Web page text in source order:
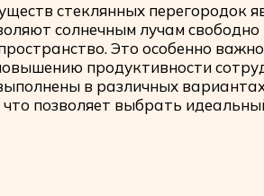
стеклянных перегородок
солнечным лучам
Это особенно
продуктивности
в различных
позволяет выбрать